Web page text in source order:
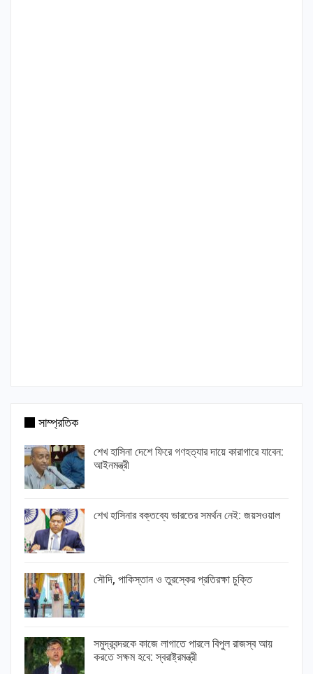
সাম্প্রতিক
শেখ হাসিনা দেশে ফিরে গণহত্যার দায়ে কারাগারে যাবেন:
আইনমন্ত্রী
শেখ হাসিনার বক্তব্যে ভারতের সমর্থন নেই: জয়সওয়াল
সৌদি, পাকিস্তান ও তুরস্কের প্রতিরক্ষা চুক্তি
সমুদ্রবন্দরকে কাজে লাগাতে পারলে বিপুল রাজস্ব আয়
করতে সক্ষম হবে: স্বরাষ্ট্রমন্ত্রী